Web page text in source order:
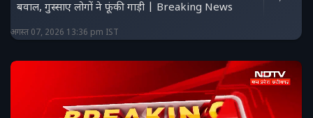
बवाल, गुस्साए लोगों ने फूंकी गाड़ी | Breaking News
अगस्त 07, 2026 13:36 pm IST